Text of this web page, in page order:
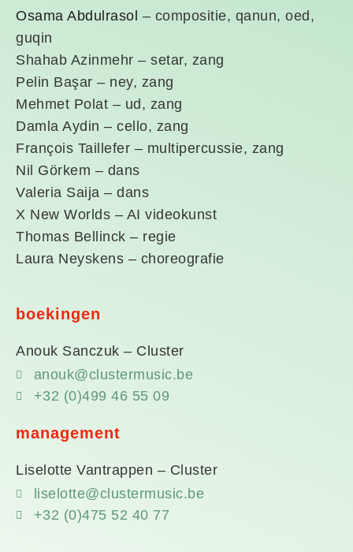
Osama Abdulrasol – compositie, qanun, oed,
guqin
Shahab Azinmehr – setar, zang
Pelin Başar – ney, zang
Mehmet Polat – ud, zang
Damla Aydin – cello, zang
François Taillefer – multipercussie, zang
Nil Görkem – dans
Valeria Saija – dans
X New Worlds – AI videokunst
Thomas Bellinck – regie
Laura Neyskens – choreografie
boekingen
Anouk Sanczuk – Cluster
anouk@clustermusic.be
+32 (0)499 46 55 09
management
Liselotte Vantrappen – Cluster
liselotte@clustermusic.be
+32 (0)475 52 40 77